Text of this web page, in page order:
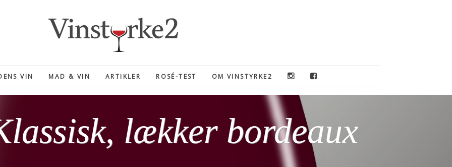
VIN MAD & VIN ARTIKLER ROSÉ-TEST OM VINSTYRKE2
lækker bordeaux